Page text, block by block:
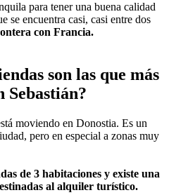
para tener una buena calidad
se encuentra casi, casi entre dos
con Francia.
son las que más
Sebastián?
moviendo en Donostia. Es un
pero en especial a zonas muy
de 3 habitaciones y existe una
al alquiler turístico.